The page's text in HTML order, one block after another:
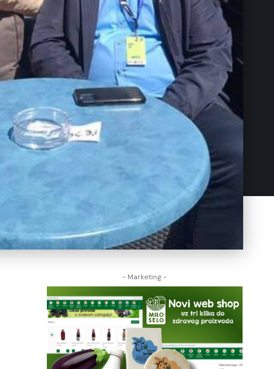
- Marketing -